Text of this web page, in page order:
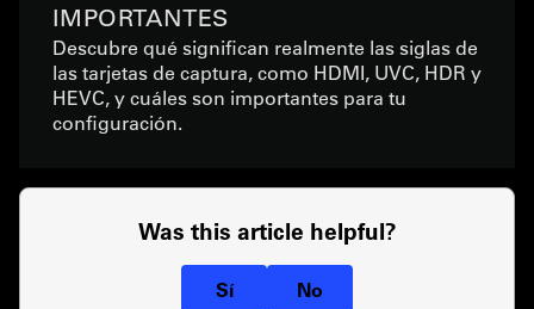
IMPORTANTES
Descubre qué significan realmente las siglas de
las tarjetas de captura, como HDMI, UVC, HDR y
HEVC, y cuáles son importantes para tu
configuración.
Was this article helpful?
Sí No